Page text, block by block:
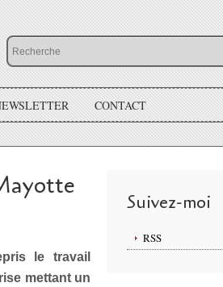
CONTACT
le travail
mettant un
Suivez-moi
RSS